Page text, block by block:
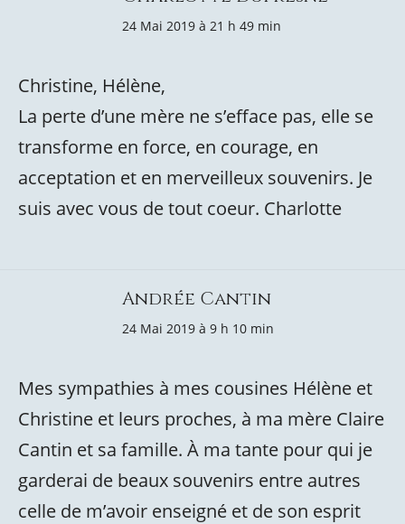
24 Mai 2019 à 21 h 49 min
Christine, Hélène,
La perte d’une mère ne s’efface pas, elle se
transforme en force, en courage, en
acceptation et en merveilleux souvenirs. Je
suis avec vous de tout coeur. Charlotte
Andrée Cantin
24 Mai 2019 à 9 h 10 min
Mes sympathies à mes cousines Hélène et
Christine et leurs proches, à ma mère Claire
Cantin et sa famille. À ma tante pour qui je
garderai de beaux souvenirs entre autres
celle de m’avoir enseigné et de son esprit